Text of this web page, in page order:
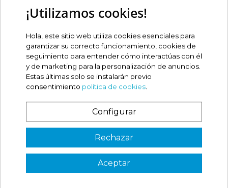
Relevancia
Es importante cambiar asiduamente las tetinas
de los biberones del bebé. Con el uso las tetinas
se ablandan y pierden su tacto y uso inicial por
el que han estado diseñadas. En Farmainstant
recomendamos cambiar las tetinas de los
biberones una vez han transcurrido uno o dos
meses.
QUE OPINAN NUESTROS
¿Es tu primera vez? ¡SORPRESA!
3 €
¡Utilizamos cookies!
Hola, este sitio web utiliza cookies esenciales para
garantizar su correcto funcionamiento, cookies de
seguimiento para entender cómo interactúas con él
y de marketing para la personalización de anuncios.
Estas últimas solo se instalarán previo
consentimiento política de cookies.
Configurar
Rechazar
Aceptar